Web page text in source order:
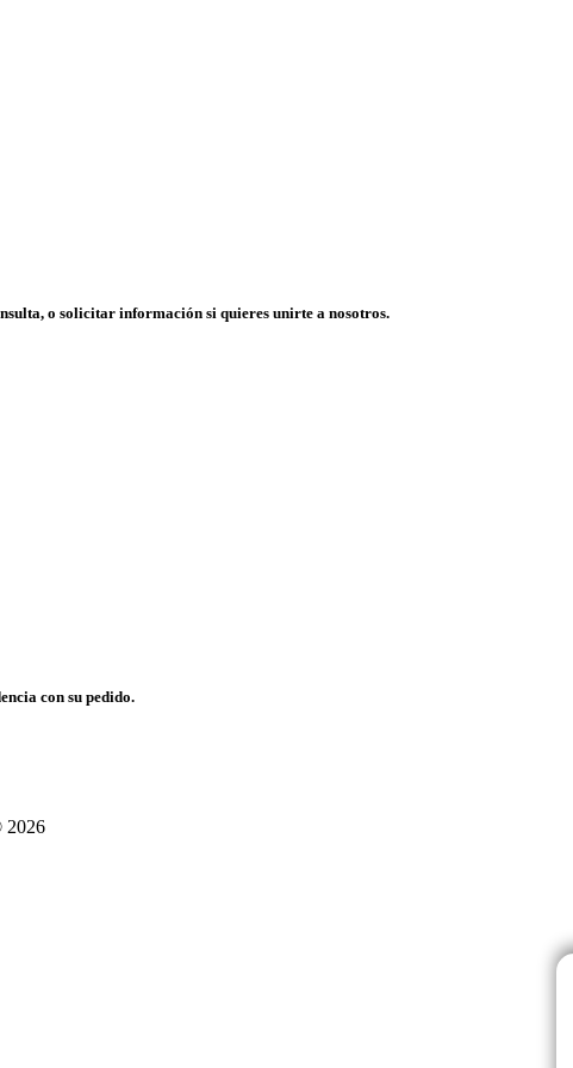
o solicitar información si quieres unirte a nosotros.
con su pedido.
2026